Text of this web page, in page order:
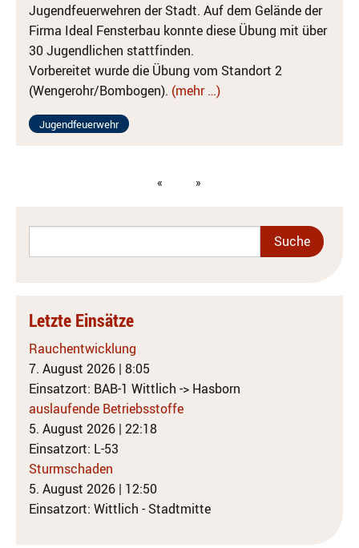
Jugendfeuerwehren der Stadt. Auf dem Gelände der
Firma Ideal Fensterbau konnte diese Übung mit über
30 Jugendlichen stattfinden.
Vorbereitet wurde die Übung vom Standort 2
(Wengerohr/Bombogen). (mehr …)
Jugendfeuerwehr
Letzte Einsätze
Rauchentwicklung
7. August 2026 | 8:05
Einsatzort: BAB-1 Wittlich -> Hasborn
auslaufende Betriebsstoffe
5. August 2026 | 22:18
Einsatzort: L-53
Sturmschaden
5. August 2026 | 12:50
Einsatzort: Wittlich - Stadtmitte